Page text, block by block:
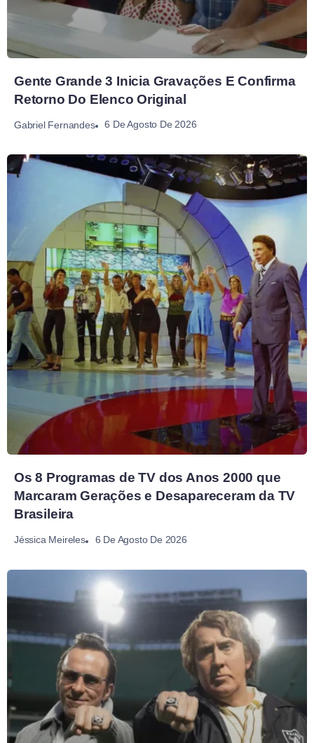
Gente Grande 3 Inicia Gravações E Confirma
Retorno Do Elenco Original
Gabriel Fernandes 6 De Agosto De 2026
Os 8 Programas de TV dos Anos 2000 que
Marcaram Gerações e Desapareceram da TV
Brasileira
Jéssica Meireles 6 De Agosto De 2026